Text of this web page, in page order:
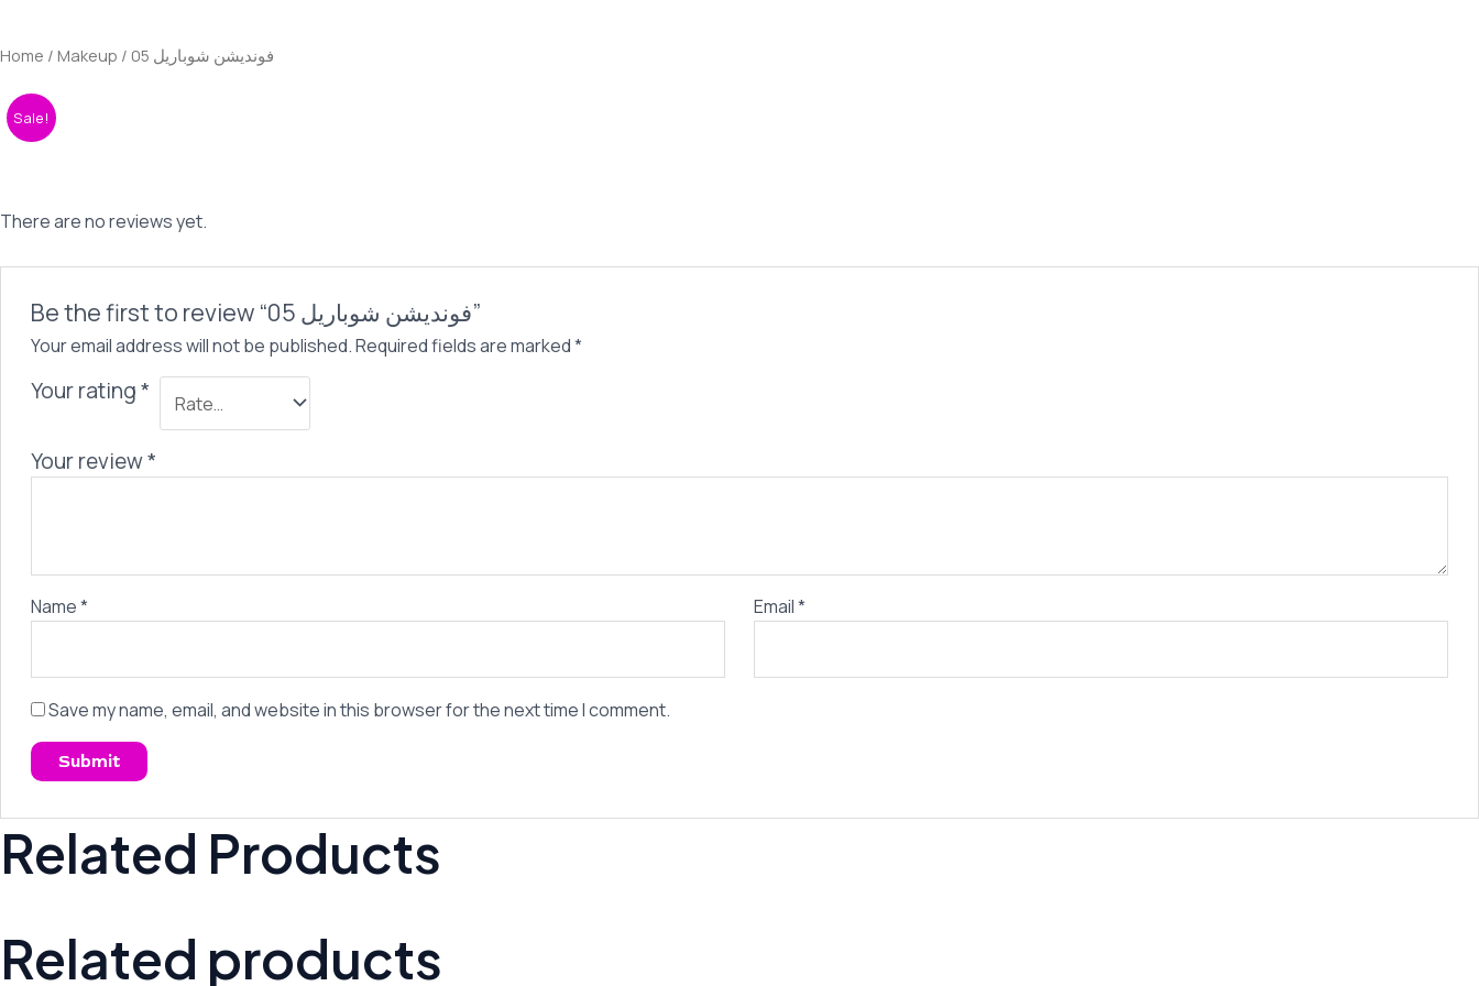
quantity
Home / Makeup / فونديشن شوباريل 05
Sale!
There are no reviews yet.
Be the first to review “فونديشن شوباريل 05”
Your email address will not be published.Required fields are marked*
Your rating*
Your review*
Name* Email*
Save my name, email, and website in this browser for the next time I comment.
Related Products
Related products